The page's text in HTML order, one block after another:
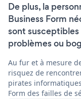
De plus, la
Business Form
sont
problèmes ou
Au fur et à mesure
risquez de
pirates
Form des failles de